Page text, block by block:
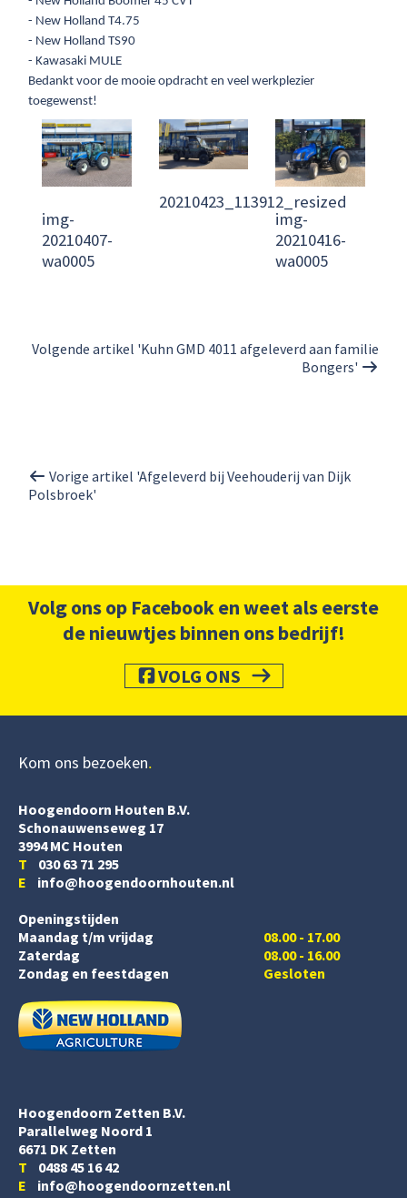
- New Holland T4.75
- New Holland TS90
- Kawasaki MULE
Bedankt voor de mooie opdracht en veel werkplezier
toegewenst!
img-
20210407-
wa0005
20210423_113912_resized
img-
20210416-
wa0005
Volgende artikel 'Kuhn GMD 4011 afgeleverd aan familie
Bongers'
Vorige artikel 'Afgeleverd bij Veehouderij van Dijk
Polsbroek'
Volg ons op Facebook en weet als eerste
de nieuwtjes binnen ons bedrijf!
VOLG ONS
Kom ons bezoeken
Hoogendoorn Houten B.V.
Schonauwenseweg 17
3994 MC Houten
T 030 63 71 295
E info@hoogendoornhouten.nl
Openingstijden
Maandag t/m vrijdag
Zaterdag
08.00 - 17.00
08.00 - 16.00
Zondag en feestdagen
Gesloten
Hoogendoorn Zetten B.V.
Parallelweg Noord 1
6671 DK Zetten
T 0488 45 16 42
E info@hoogendoornzetten.nl